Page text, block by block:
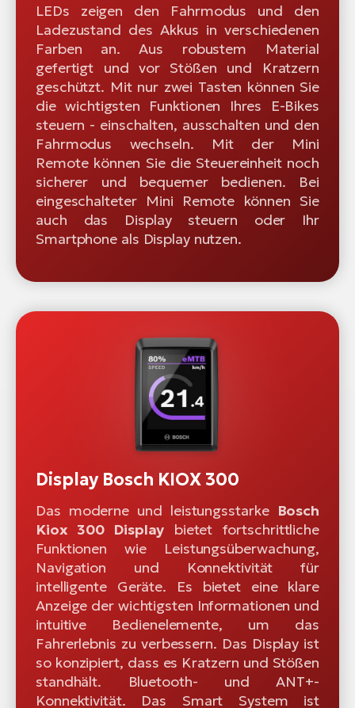
LEDs zeigen den Fahrmodus und den
Ladezustand des Akkus in verschiedenen
Farben an. Aus robustem Material
gefertigt und vor Stößen und Kratzern
geschützt. Mit nur zwei Tasten können Sie
die wichtigsten Funktionen Ihres E-Bikes
steuern - einschalten, ausschalten und den
Fahrmodus wechseln. Mit der Mini
Remote können Sie die Steuereinheit noch
sicherer und bequemer bedienen. Bei
eingeschalteter Mini Remote können Sie
auch das Display steuern oder Ihr
Smartphone als Display nutzen.
Display Bosch KIOX 300
Das moderne und leistungsstarke Bosch
Kiox 300 Display bietet fortschrittliche
Funktionen wie Leistungsüberwachung,
Navigation und Konnektivität für
intelligente Geräte. Es bietet eine klare
Anzeige der wichtigsten Informationen und
intuitive Bedienelemente, um das
Fahrerlebnis zu verbessern. Das Display ist
so konzipiert, dass es Kratzern und Stößen
standhält. Bluetooth- und ANT+-
Konnektivität. Das Smart System ist